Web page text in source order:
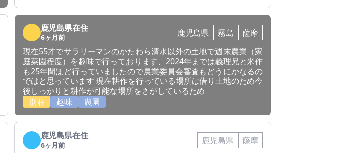
鹿児島県在住
6ヶ月前 鹿児島県 霧島
薩摩
現在55才でサラリーマンのかたわら清水以外の土地で週末農業（家
庭菜園程度）を趣味で行っております、2024年までは義理兄と米作
も25年間ほど行っていましたので農業委員会審査もどうにかなるの
ではと思っています 現在耕作を行っている場所は借り土地のため今
後しっかりと耕作が可能な場所をさがしているため
別荘
趣味 農園
鹿児島県在住
6ヶ月前 鹿児島県
薩摩